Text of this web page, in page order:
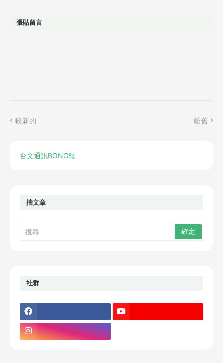
張貼留言
較新的 較舊
台文通訊BONG報
揣文章
社群